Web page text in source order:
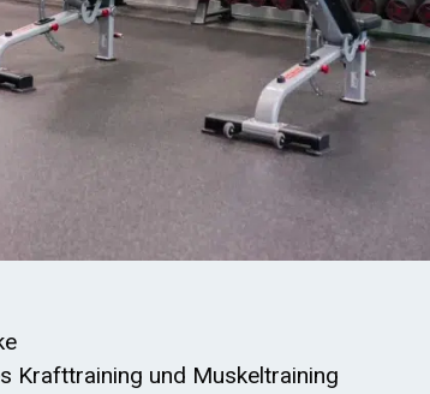
Krafttraining und Muskeltraining